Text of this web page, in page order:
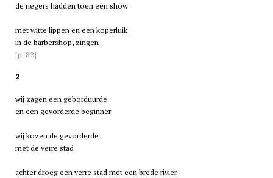
de negers hadden toen een show
met witte lippen en een koperluik
in de barbershop, zingen
[p. 82]
2
wij zagen een geborduurde
en een gevorderde beginner
wij kozen de gevorderde
met de verre stad
achter droeg een verre stad met een brede rivier